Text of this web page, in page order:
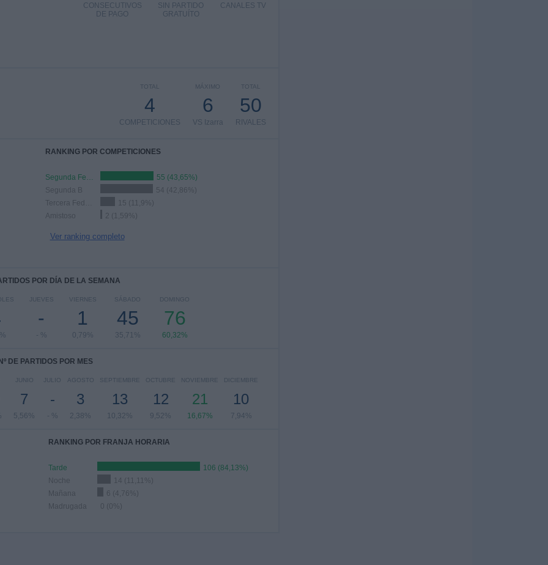
CANALES TV
SIN PARTIDO
GRATUÍTO
CONSECUTIVOS
DE PAGO
TOTAL
50
RIVALES
MÁXIMO
6
VS Izarra
TOTAL
4
COMPETICIONES
RANKING POR COMPETICIONES
Segunda Federación
55 (43,65%)
Segunda B
54 (42,86%)
15 (11,9%)
Amistoso
2 (1,59%)
Ver ranking completo
POR DÍA DE LA SEMANA
JUEVES
-
- %
VIERNES
1
0,79%
SÁBADO
45
35,71%
DOMINGO
76
60,32%
Nº DE PARTIDOS POR MES
JUNIO
7
5,56%
JULIO
-
- %
AGOSTO
3
2,38%
SEPTIEMBRE
13
10,32%
OCTUBRE
12
9,52%
NOVIEMBRE
21
16,67%
DICIEMBRE
10
7,94%
RANKING POR FRANJA HORARIA
Tarde
106 (84,13%)
Noche
14 (11,11%)
Mañana
6 (4,76%)
Madrugada
0 (0%)